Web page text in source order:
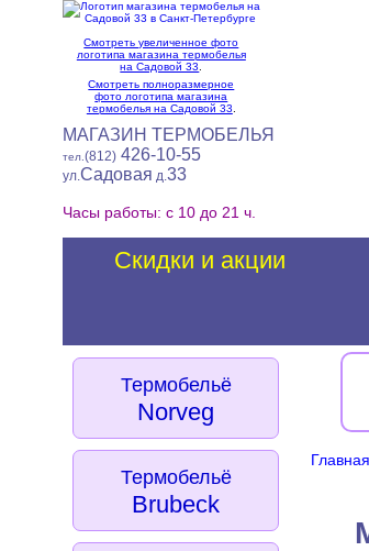
Смотреть увеличенное фото
логотипа магазина термобелья
на Садовой 33
Смотреть полноразмерное
фото логотипа магазина
термобелья на Садовой 33
МАГАЗИН ТЕРМОБЕЛЬЯ
тел. (812)426-10-55
ул.Садовая д.33
Часы работы: с 10 до 21 ч.
Скидки и акции
Главная
Термобельё
Norveg
Термобельё
Brubeck